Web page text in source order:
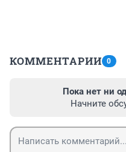
КОММЕНТАРИИ 0
Пока нет ни
Начните